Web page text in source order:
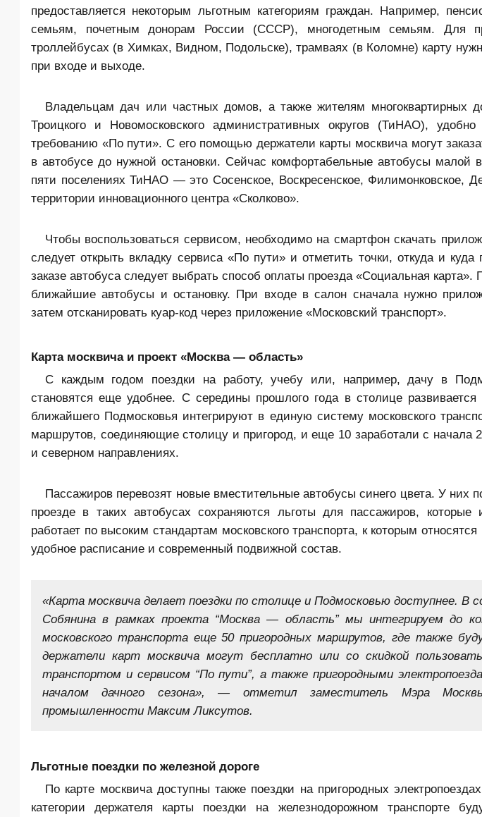
предоставляется некоторым льготным категориям граждан. Например,
семьям, почетным донорам России (СССР), многодетным семьям. Для
троллейбусах (в Химках, Видном, Подольске), трамваях (в Коломне) карту
при входе и выходе.
Владельцам дач или частных домов, а также жителям многоквартирных
Троицкого и Новомосковского административных округов (ТиНАО),
требованию «По пути». С его помощью держатели карты москвича могут
в автобусе до нужной остановки. Сейчас комфортабельные автобусы малой
пяти поселениях ТиНАО — это Сосенское, Воскресенское, Филимонковское,
территории инновационного центра «Сколково».
Чтобы воспользоваться сервисом, необходимо на смартфон скачать
следует открыть вкладку сервиса «По пути» и отметить точки, откуда и
заказе автобуса следует выбрать способ оплаты проезда «Социальная
ближайшие автобусы и остановку. При входе в салон сначала нужно
затем отсканировать куар-код через приложение «Московский транспорт».
Карта москвича и проект «Москва — область»
С каждым годом поездки на работу, учебу или, например, дачу в
становятся еще удобнее. С середины прошлого года в столице
ближайшего Подмосковья интегрируют в единую систему московского
маршрутов, соединяющие столицу и пригород, и еще 10 заработали с начала
и северном направлениях.
Пассажиров перевозят новые вместительные автобусы синего цвета. У
проезде в таких автобусах сохраняются льготы для пассажиров, которые
работает по высоким стандартам московского транспорта, к которым
удобное расписание и современный подвижной состав.
«Карта москвича делает поездки по столице и Подмосковью доступнее. В
Собянина в рамках проекта “Москва — область” мы интегрируем до
московского транспорта еще 50 пригородных маршрутов, где также
держатели карт москвича могут бесплатно или со скидкой
транспортом и сервисом “По пути”, а также пригородными
началом дачного сезона», — отметил заместитель Мэра
промышленности Максим Ликсутов.
Льготные поездки по железной дороге
По карте москвича доступны также поездки на пригородных
категории держателя карты поездки на железнодорожном транспорте